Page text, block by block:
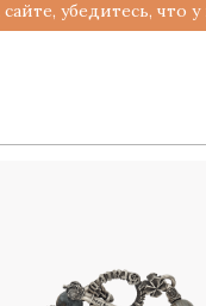
убедитесь, что